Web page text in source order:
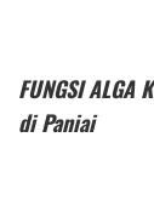
FUNGSI
di Paniai